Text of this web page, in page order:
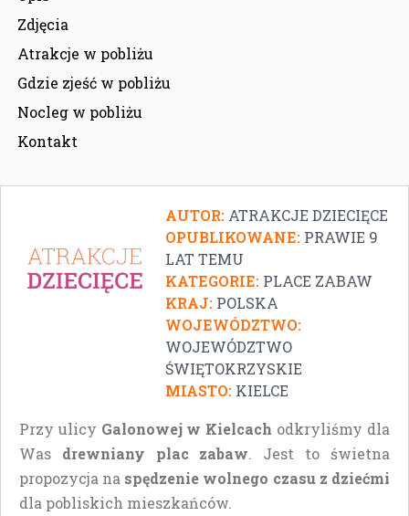
Zdjęcia
Atrakcje w pobliżu
Gdzie zjeść w pobliżu
Nocleg w pobliżu
Kontakt
AUTOR: ATRAKCJE DZIECIĘCE
OPUBLIKOWANE: PRAWIE 9
LAT TEMU
KATEGORIE: PLACE ZABAW
KRAJ: POLSKA
WOJEWÓDZTWO:
WOJEWÓDZTWO
ŚWIĘTOKRZYSKIE
MIASTO: KIELCE
Przy ulicy Galonowej w Kielcach odkryliśmy dla
Was drewniany plac zabaw. Jest to świetna
propozycja na spędzenie wolnego czasu z dziećmi
dla pobliskich mieszkańców.